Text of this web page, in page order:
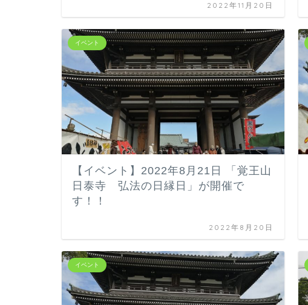
2022年11月20日
イベント
【イベント】2022年8月21日 「覚王山
日泰寺 弘法の日縁日」が開催で
す！！
2022年8月20日
イベント